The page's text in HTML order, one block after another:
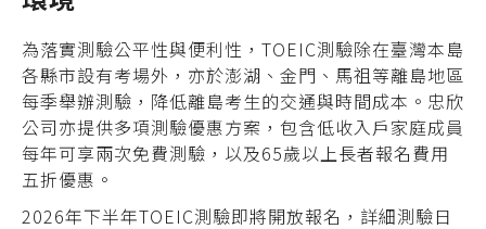
為落實測驗公平性與便利性，TOEIC測驗除在臺灣本島
各縣市設有考場外，亦於澎湖、金門、馬祖等離島地區
每季舉辦測驗，降低離島考生的交通與時間成本。忠欣
公司亦提供多項測驗優惠方案，包含低收入戶家庭成員
每年可享兩次免費測驗，以及65歲以上長者報名費用
五折優惠。
2026年下半年TOEIC測驗即將開放報名，詳細測驗日